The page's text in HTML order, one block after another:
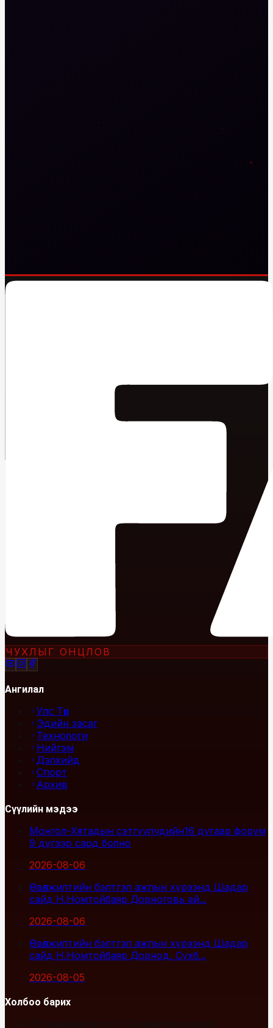
ЧУХЛЫГ ОНЦЛОВ
Ангилал
Улс Төр
Эдийн засаг
Технологи
Нийгэм
Дэлхийд
Спорт
Архив
Сүүлийн мэдээ
Монгол-Хятадын сэтгүүлчдийн16 дугаар форум
9 дүгээр сард болно
2026-08-06
Өвөлжилтийн бэлтгэл ажлын хүрээнд Шадар
сайд Н.Номтойбаяр Дорноговь ай...
2026-08-06
Өвөлжилтийн бэлтгэл ажлын хүрээнд Шадар
сайд Н.Номтойбаяр Дорнод, Сүхб...
2026-08-05
Холбоо барих